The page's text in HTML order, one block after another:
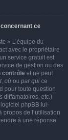
ce
« L’équipe du
avec le propriétaire
service gratuit est
de gestion ou des
contrôle et ne peut
, où ou par qui ce
pour toute question
diffamatoires, etc.)
phpBB lui-
propos de l’utilisation
à une réponse